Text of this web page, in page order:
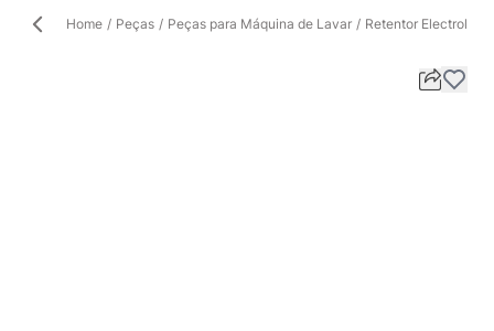
Home / Peças / Peças para Máquina de Lavar / Retentor Electrolux